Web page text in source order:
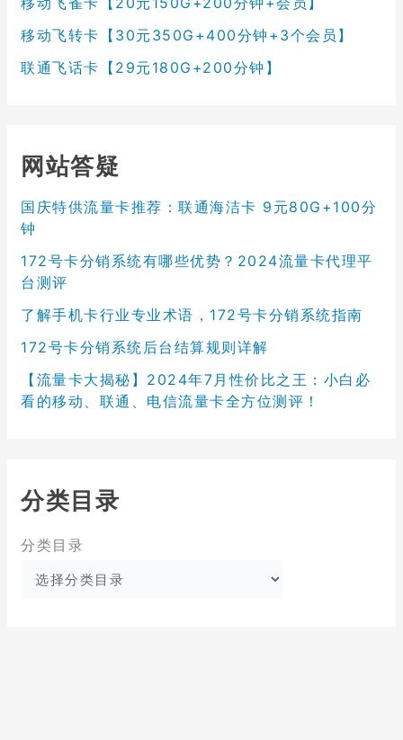
移动飞转卡【30元350G+400分钟+3个会员】
联通飞话卡【29元180G+200分钟】
网站答疑
国庆特供流量卡推荐：联通海洁卡 9元80G+100分
钟
172号卡分销系统有哪些优势？2024流量卡代理平
台测评
了解手机卡行业专业术语，172号卡分销系统指南
172号卡分销系统后台结算规则详解
【流量卡大揭秘】2024年7月性价比之王：小白必
看的移动、联通、电信流量卡全方位测评！
分类目录
分类目录